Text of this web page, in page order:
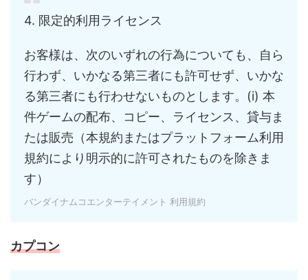
4. 限定的利用ライセンス
お客様は、次のいずれの行為についても、自ら
行わず、いかなる第三者にも許可せず、いかな
る第三者にも行わせないものとします。(i) 本
件ゲームの配布、コピー、ライセンス、貸与ま
たは販売（本規約またはプラットフォーム利用
規約により明示的に許可されたものを除きま
す）
バンダイナムコエンターテイメント 利用規約
カプコン